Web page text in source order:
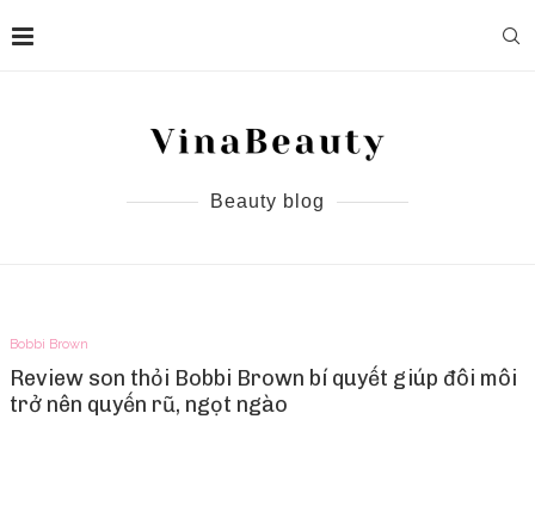
Beauty blog
Bobbi Brown
Review son thỏi Bobbi Brown bí quyết giúp đôi môi
trở nên quyến rũ, ngọt ngào